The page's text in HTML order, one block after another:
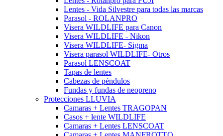
Lentes - Vida Silvestre para todas las marcas
Parasol - ROLANPRO
Visera WILDLIFE para Canon
Visera WILDLIFE - Nikon
Visera WILDLIFE- Sigma
Visera parasol WILDLIFE- Otros
Parasol LENSCOAT
Tapas de lentes
Cabezas de péndulos
Fundas y fundas de neopreno
Protecciones LLUVIA
Camaras + Lentes TRAGOPAN
Casos + lente WILDLIFE
Camaras + Lentes LENSCOAT